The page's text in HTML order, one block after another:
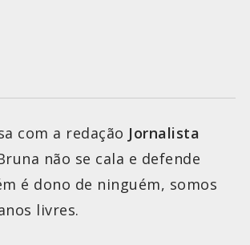
com a redação Jornalista
não se cala e defende
é dono de ninguém, somos
livres.